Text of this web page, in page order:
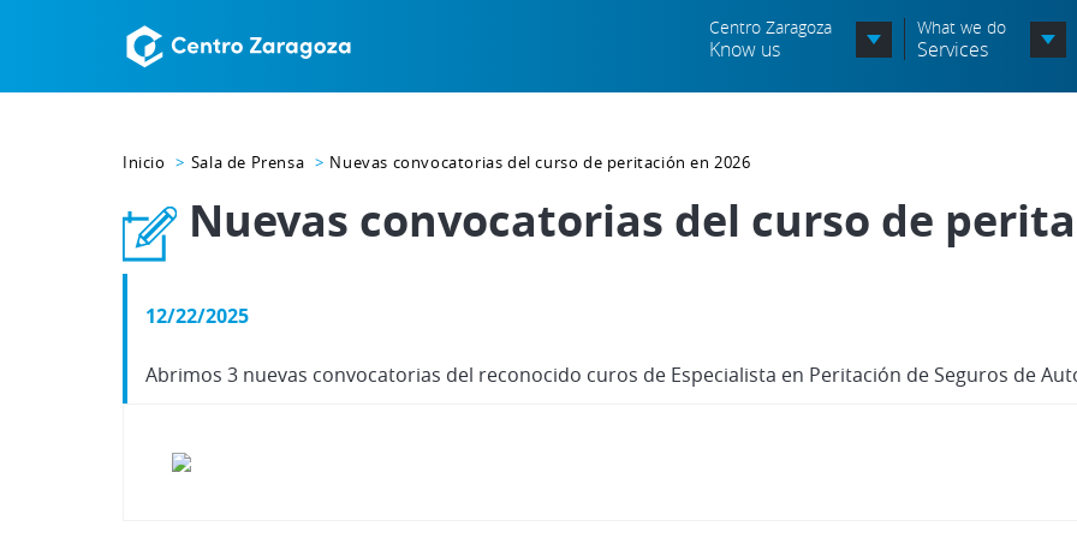
Centro Zaragoza
Know us
Órganos Consultivos
Associated Entities
What we do
Services
Inicio Sala de Prensa Nuevas convocatorias del curso de peritación en 2026
Nuevas convocatorias del curso de
12/22/2025
Abrimos 3 nuevas convocatorias del reconocido curos de Especialista en Peritación de Seguros de